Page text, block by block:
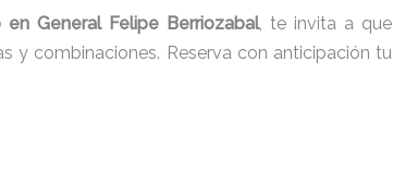
General Felipe Berriozabal, te invita a que
y combinaciones. Reserva con anticipación tu